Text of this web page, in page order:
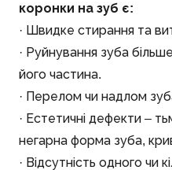
коронки на зуб є:
· Швидке стирання та
· Руйнування зуба
його частина.
· Перелом чи надлом
· Естетичні дефекти –
негарна форма зуба,
· Відсутність одного чи